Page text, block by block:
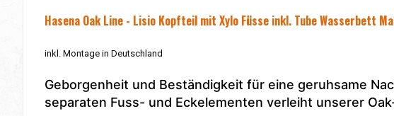
Hasena Oak Line - Lisio Kopfteil mit Xylo Füsse inkl. Tube Wasserbett
inkl. Montage in Deutschland
Geborgenheit und Beständigkeit für eine geruhsame
separaten Fuss- und Eckelementen verleiht unserer